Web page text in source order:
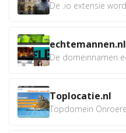
echtemannen.nl
Toplocatie.nl